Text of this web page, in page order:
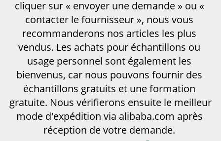
cliquer sur « envoyer une demande » ou «
contacter le fournisseur », nous vous
recommanderons nos articles les plus
vendus. Les achats pour échantillons ou
usage personnel sont également les
bienvenus, car nous pouvons fournir des
échantillons gratuits et une formation
gratuite. Nous vérifierons ensuite le meilleur
mode d'expédition via alibaba.com après
réception de votre demande.